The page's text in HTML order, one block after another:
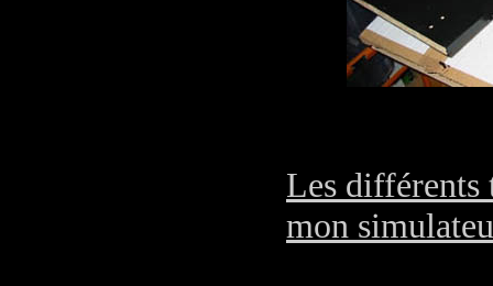
Les différents
mon